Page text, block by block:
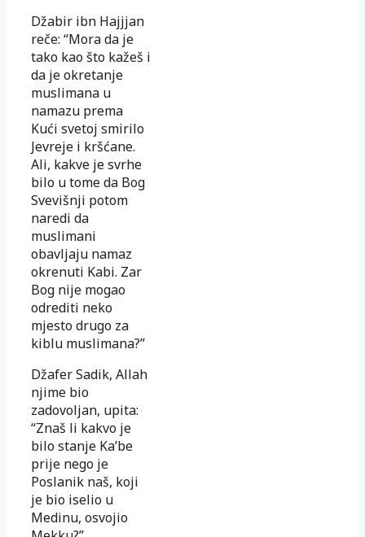
Džabir ibn Hajjjan
reče: “Mora da je
tako kao što kažeš i
da je okretanje
muslimana u
namazu prema
Kući svetoj smirilo
Jevreje i kršćane.
Ali, kakve je svrhe
bilo u tome da Bog
Svevišnji potom
naredi da
muslimani
obavljaju namaz
okrenuti Kabi. Zar
Bog nije mogao
odrediti neko
mjesto drugo za
kiblu muslimana?”
Džafer Sadik, Allah
njime bio
zadovoljan, upita:
“Znaš li kakvo je
bilo stanje Ka’be
prije nego je
Poslanik naš, koji
je bio iselio u
Medinu, osvojio